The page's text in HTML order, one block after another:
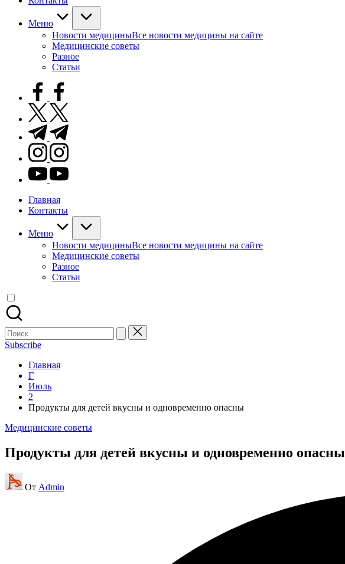
Меню
Новости медициныВсе новости медицины на сайте
Медицинские советы
Разное
Статьи
facebook.com
twitter.com
t.me
instagram.com
youtube.com
Главная
Контакты
Меню
Новости медициныВсе новости медицины на сайте
Медицинские советы
Разное
Статьи
Поиск
для:
Subscribe
Главная
Г
Июль
2
Продукты для детей вкусны и одновременно опасны
Опубликовано
Медицинские советы
Продукты для детей вкусны и одновременно опасны
Запись
от
От Admin